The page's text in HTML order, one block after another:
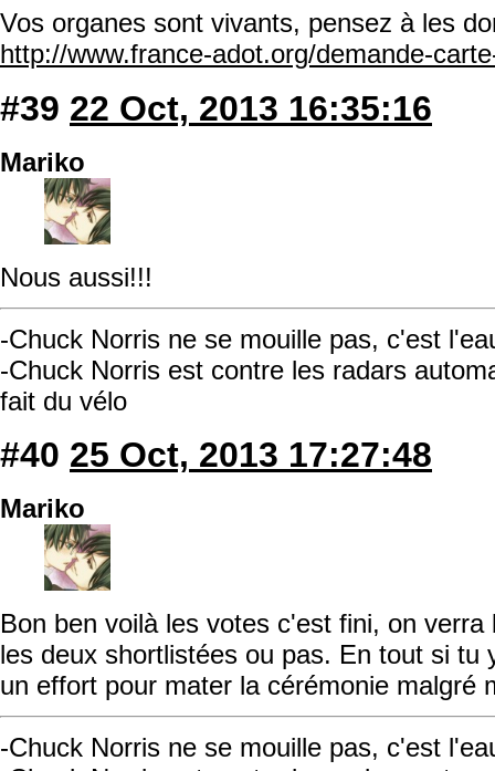
Vos organes sont vivants, pensez à les
http://www.france-adot.org/demande-
#39 22 Oct, 2013 16:35:16
Mariko
Nous aussi!!!
-Chuck Norris ne se mouille pas, c'est
-Chuck Norris est contre les radars
fait du vélo
#40 25 Oct, 2013 17:27:48
Mariko
Bon ben voilà les votes c'est fini, on
les deux shortlistées ou pas. En tout si tu
un effort pour mater la cérémonie malgré
-Chuck Norris ne se mouille pas, c'est